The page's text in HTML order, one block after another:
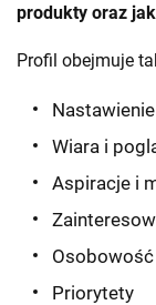
produkty oraz
Profil obejmuje
Wiara i
Aspiracje i
Osobowość
Priorytety